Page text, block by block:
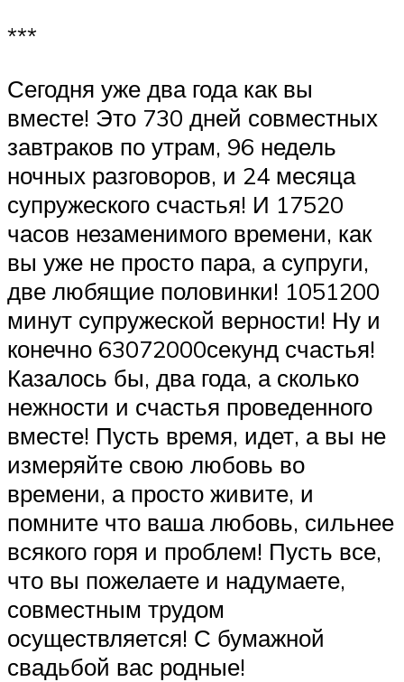
***
Сегодня уже два года как вы
вместе! Это 730 дней совместных
завтраков по утрам, 96 недель
ночных разговоров, и 24 месяца
супружеского счастья! И 17520
часов незаменимого времени, как
вы уже не просто пара, а супруги,
две любящие половинки! 1051200
минут супружеской верности! Ну и
конечно 63072000секунд счастья!
Казалось бы, два года, а сколько
нежности и счастья проведенного
вместе! Пусть время, идет, а вы не
измеряйте свою любовь во
времени, а просто живите, и
помните что ваша любовь, сильнее
всякого горя и проблем! Пусть все,
что вы пожелаете и надумаете,
совместным трудом
осуществляется! С бумажной
свадьбой вас родные!